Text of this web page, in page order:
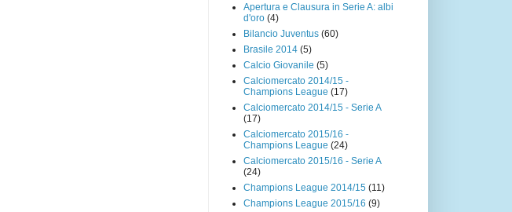
Apertura e Clausura in Serie A: albi
d'oro (4)
Bilancio Juventus (60)
Brasile 2014 (5)
Calcio Giovanile (5)
Calciomercato 2014/15 -
Champions League (17)
Calciomercato 2014/15 - Serie A
(17)
Calciomercato 2015/16 -
Champions League (24)
Calciomercato 2015/16 - Serie A
(24)
Champions League 2014/15 (11)
Champions League 2015/16 (9)